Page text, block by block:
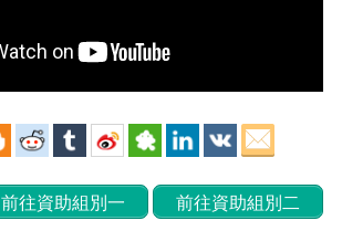
前往資助組別一 前往資助組別二